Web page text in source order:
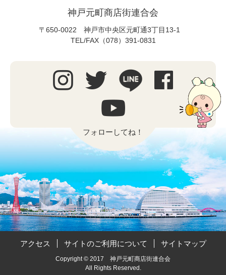
神戸元町商店街連合会
〒650-0022 神戸市中央区元町通3丁目13-1
TEL/FAX（078）391-0831
フォローしてね！
アクセス サイトのご利用について サイトマップ
Copyright © 2017 神戸元町商店街連合会
All Rights Reserved.